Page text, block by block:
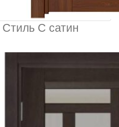
Стиль С сатин